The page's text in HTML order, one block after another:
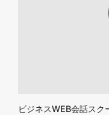
ビジネスWEB会話スク